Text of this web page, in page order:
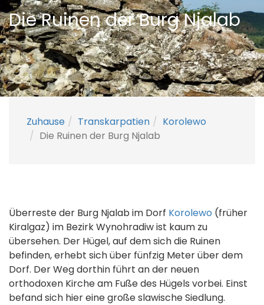
Die Ruinen der Burg Njalab
Zuhause Transkarpatien
Korolewo
Die Ruinen der Burg Njalab
Überreste der Burg Njalab im Dorf Korolewo (früher
Kiralgaz) im Bezirk Wynohradiw ist kaum zu
übersehen. Der Hügel, auf dem sich die Ruinen
befinden, erhebt sich über fünfzig Meter über dem
Dorf. Der Weg dorthin führt an der neuen
orthodoxen Kirche am Fuße des Hügels vorbei. Einst
befand sich hier eine große slawische Siedlung.